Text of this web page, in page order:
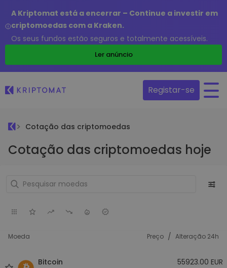
A Kriptomat está a encerrar – Continue a investir em
criptomoedas com a Kraken.
Os seus fundos estão seguros e totalmente acessíveis.
Ler anúncio
Registar-se
Cotação das criptomoedas
Cotação das criptomoedas hoje
Moeda Preço / Alteração 24h
Bitcoin
55923.00 EUR